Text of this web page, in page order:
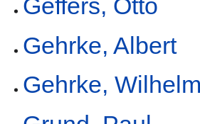
Geffers, Otto
Gehrke, Albert
Gehrke,